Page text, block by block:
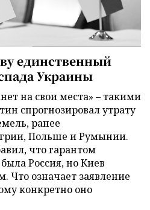
единственный
Украины
на свои места» – такими
спрогнозировал утрату
ранее
Польше и Румынии.
что гарантом
Россия, но Киев
Что означает заявление
конкретно оно